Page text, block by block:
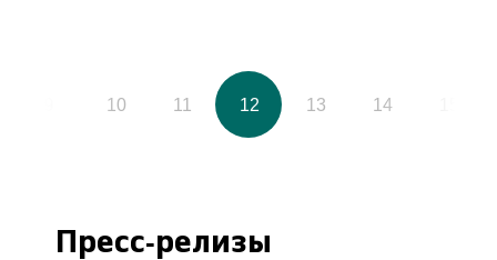
10 11 12 13 14
Пресс-релизы